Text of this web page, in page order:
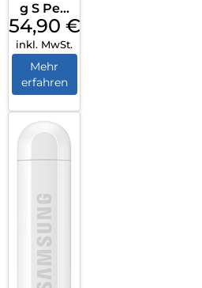
g S Pen
Galaxy
S25
Ultra
Light
54,90 €
inkl. MwSt.
Mehr
erfahren